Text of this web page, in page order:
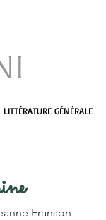
LITTÉRATURE GÉNÉRALE
Franson